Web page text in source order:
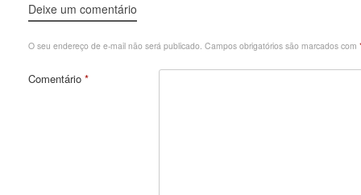
Deixe um comentário
O seu endereço de e-mail não será publicado. Campos obrigatórios são marcados com
Comentário *